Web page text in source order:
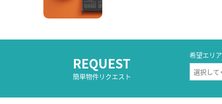
REQUEST
簡単物件リクエスト
希望エリア